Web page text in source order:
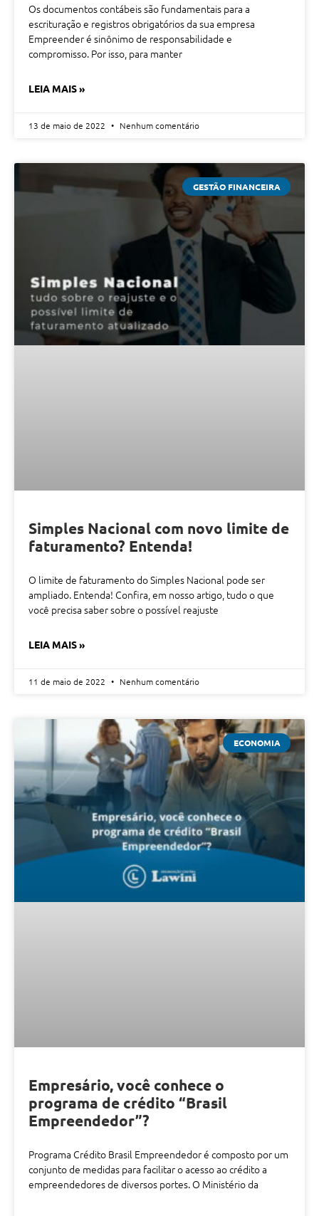
Os documentos contábeis são fundamentais para a
escrituração e registros obrigatórios da sua empresa
Empreender é sinônimo de responsabilidade e
compromisso. Por isso, para manter
LEIA MAIS »
13 de maio de 2022 Nenhum comentário
GESTÃO FINANCEIRA
Simples Nacional com novo limite de
faturamento? Entenda!
O limite de faturamento do Simples Nacional pode ser
ampliado. Entenda! Confira, em nosso artigo, tudo o que
você precisa saber sobre o possível reajuste
LEIA MAIS »
11 de maio de 2022 Nenhum comentário
ECONOMIA
Empresário, você conhece o
programa de crédito “Brasil
Empreendedor”?
Programa Crédito Brasil Empreendedor é composto por um
conjunto de medidas para facilitar o acesso ao crédito a
empreendedores de diversos portes. O Ministério da